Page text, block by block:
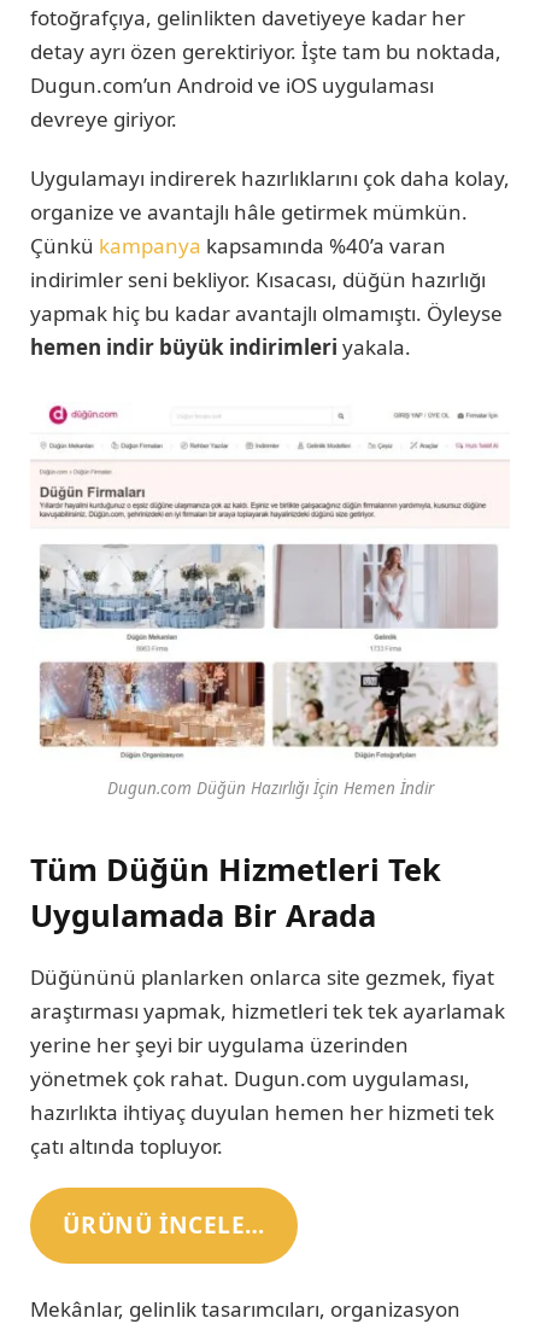
fotoğrafçıya, gelinlikten davetiyeye kadar her
detay ayrı özen gerektiriyor. İşte tam bu noktada,
Dugun.com’un Android ve iOS uygulaması
devreye giriyor.
Uygulamayı indirerek hazırlıklarını çok daha kolay,
organize ve avantajlı hâle getirmek mümkün.
Çünkü kampanya kapsamında %40’a varan
indirimler seni bekliyor. Kısacası, düğün hazırlığı
yapmak hiç bu kadar avantajlı olmamıştı. Öyleyse
hemen indir büyük indirimleri yakala.
Dugun.com Düğün Hazırlığı İçin Hemen İndir
Tüm Düğün Hizmetleri Tek
Uygulamada Bir Arada
Düğününü planlarken onlarca site gezmek, fiyat
araştırması yapmak, hizmetleri tek tek ayarlamak
yerine her şeyi bir uygulama üzerinden
yönetmek çok rahat. Dugun.com uygulaması,
hazırlıkta ihtiyaç duyulan hemen her hizmeti tek
çatı altında topluyor.
ÜRÜNÜ INCELE…
Mekânlar, gelinlik tasarımcıları, organizasyon